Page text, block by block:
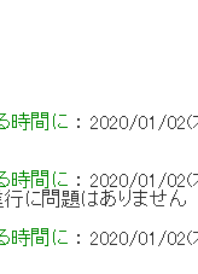
時間に ：2020/01/02(
時間に ：2020/01/02(
行に問題はありません
時間に ：2020/01/02(